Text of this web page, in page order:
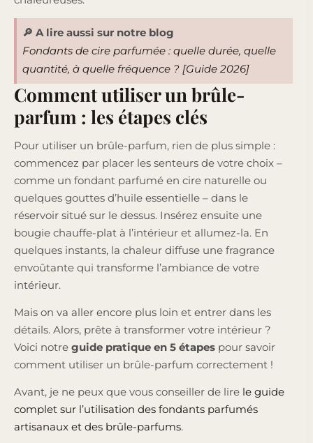
🔎 A lire aussi sur notre blog
Fondants de cire parfumée : quelle durée, quelle
quantité, à quelle fréquence ? [Guide 2026]
Comment utiliser un brûle-
parfum : les étapes clés
Pour utiliser un brûle-parfum, rien de plus simple :
commencez par placer les senteurs de votre choix –
comme un fondant parfumé en cire naturelle ou
quelques gouttes d’huile essentielle – dans le
réservoir situé sur le dessus. Insérez ensuite une
bougie chauffe-plat à l’intérieur et allumez-la. En
quelques instants, la chaleur diffuse une fragrance
envoûtante qui transforme l’ambiance de votre
intérieur.
Mais on va aller encore plus loin et entrer dans les
détails. Alors, prête à transformer votre intérieur ?
Voici notre guide pratique en 5 étapes pour savoir
comment utiliser un brûle-parfum correctement !
Avant, je ne peux que vous conseiller de lire le guide
complet sur l’utilisation des fondants parfumés
artisanaux et des brûle-parfums.